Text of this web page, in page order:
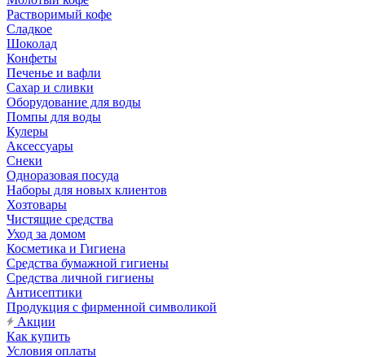
Растворимый кофе
Сладкое
Шоколад
Конфеты
Печенье и вафли
Сахар и сливки
Оборудование для воды
Помпы для воды
Кулеры
Аксессуары
Снеки
Одноразовая посуда
Наборы для новых клиентов
Хозтовары
Чистящие средства
Уход за домом
Косметика и Гигиена
Средства бумажной гигиены
Средства личной гигиены
Антисептики
Продукция с фирменной символикой
Акции
Как купить
Условия оплаты